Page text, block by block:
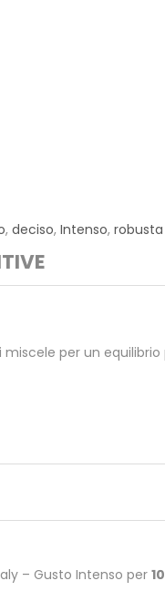
, deciso, Intenso, robusta
per un
– Gusto Intenso per